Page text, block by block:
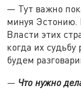
— Тут важно
минуя Эстонию.
Власти этих
когда их
будем
— Что нужно